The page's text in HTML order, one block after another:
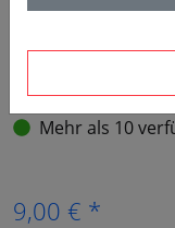
Mehr als 10
9,00 € *